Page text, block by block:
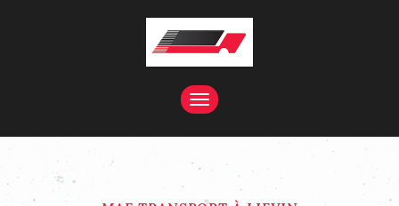
TOGGLE
NAVIGATION